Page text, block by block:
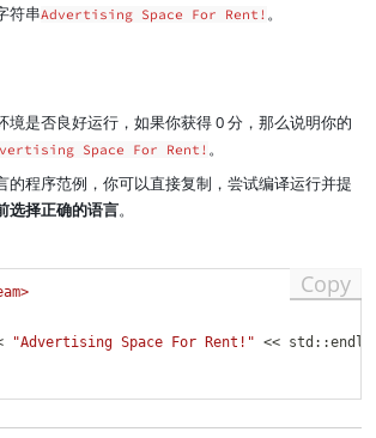
符串Advertising Space For Rent! 。
境是否良好运行，如果你获得 0 分，那么说明你的
Space For Rent! 。
的程序范例，你可以直接复制，尝试编译运行并提
选择正确的语言。
"Advertising Space For Rent!" << std ::endl
Copy